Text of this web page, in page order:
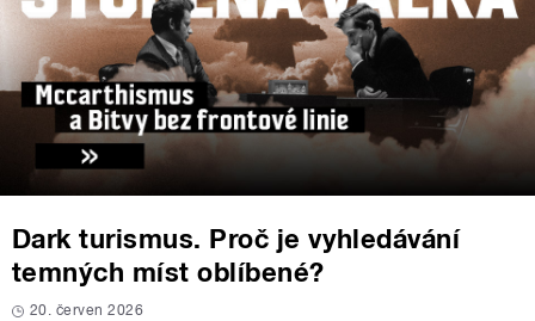
Dark turismus. Proč je vyhledávání
temných míst oblíbené?
20. červen 2026